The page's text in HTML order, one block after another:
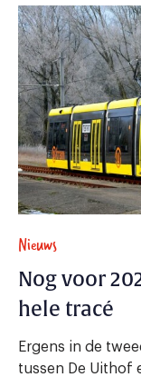
Nieuws
Nog voor
hele tracé
Ergens in de
tussen De Uithof